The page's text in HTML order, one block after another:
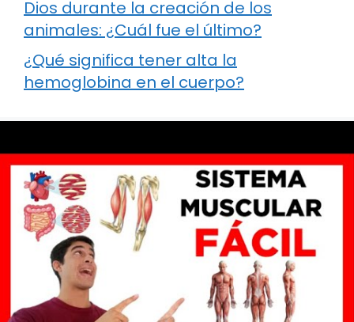
Dios durante la creación de los
animales: ¿Cuál fue el último?
¿Qué significa tener alta la
hemoglobina en el cuerpo?